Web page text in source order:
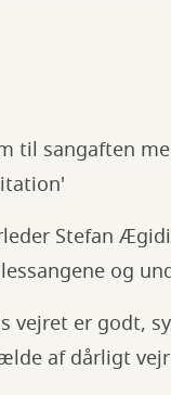
til sangaften
Stefan
og
vejret er godt,
af dårligt